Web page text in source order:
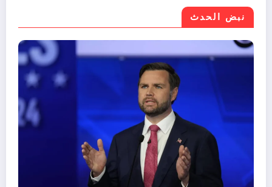
نبض الحدث
صافي الاقتراض